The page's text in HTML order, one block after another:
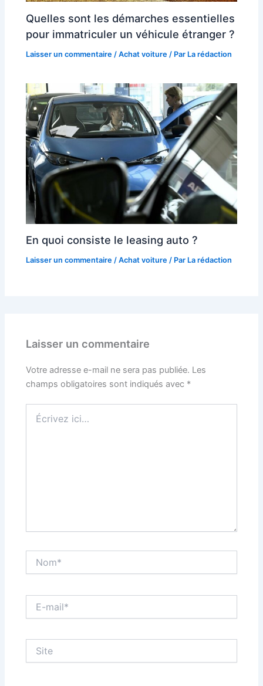
Quelles sont les démarches essentielles
pour immatriculer un véhicule étranger ?
Laisser un commentaire /Achat voiture / Par La rédaction
En quoi consiste le leasing auto ?
Laisser un commentaire /Achat voiture / Par La rédaction
Laisser un commentaire
Votre adresse e-mail ne sera pas publiée. Les
champs obligatoires sont indiqués avec *
ici…
mail*